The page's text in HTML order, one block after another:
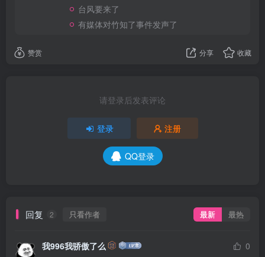
台风要来了
有媒体对竹知了事件发声了
赞赏 分享 收藏
请登录后发表评论
登录 注册
QQ登录
回复 2 只看作者 最新 最热
我996我骄傲了么
0